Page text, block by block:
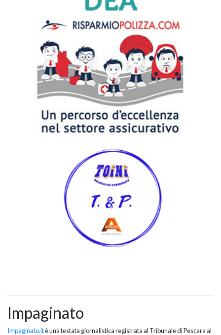
Impaginato
Impaginato.itè una testata giornalistica registrata al Tribunale di Pescara al